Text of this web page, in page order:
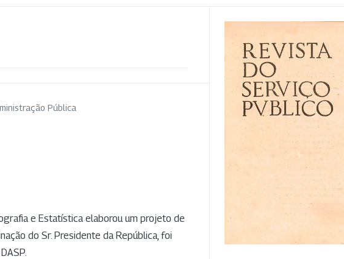
Pública
e Estatística elaborou um projeto de
do Sr. Presidente da República, foi